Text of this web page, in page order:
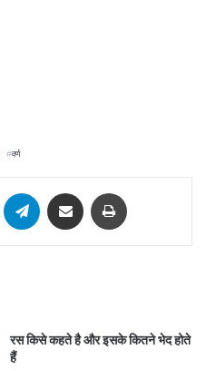
वर्ण
WhatsAppTelegram Share via Email
रस किसे कहते है और इसके कितने भेद होते
हैं